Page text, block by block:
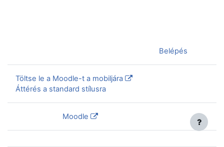
Belépés
Töltse le a Moodle-t a mobiljára
Áttérés a standard stílusra
Moodle